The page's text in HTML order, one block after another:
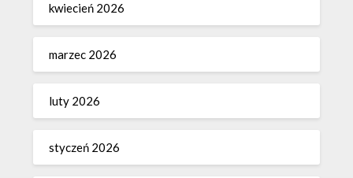
kwiecień 2026
marzec 2026
luty 2026
styczeń 2026